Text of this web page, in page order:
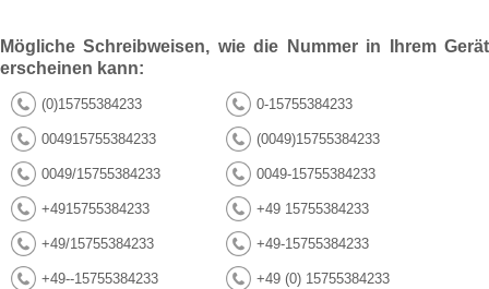
Mögliche Schreibweisen, wie die Nummer in Ihrem Gerät
erscheinen kann:
(0)15755384233 0-15755384233
004915755384233 (0049)15755384233
0049/15755384233 0049-15755384233
+4915755384233 +49 15755384233
+49/15755384233 +49-15755384233
+49--15755384233 +49 (0) 15755384233